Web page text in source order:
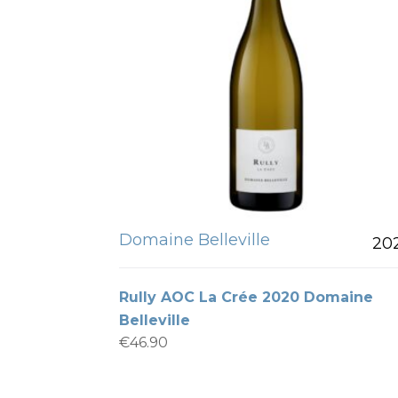
Domaine Belleville
Rully AOC La Crée 2020 Domaine
Belleville
€46.90